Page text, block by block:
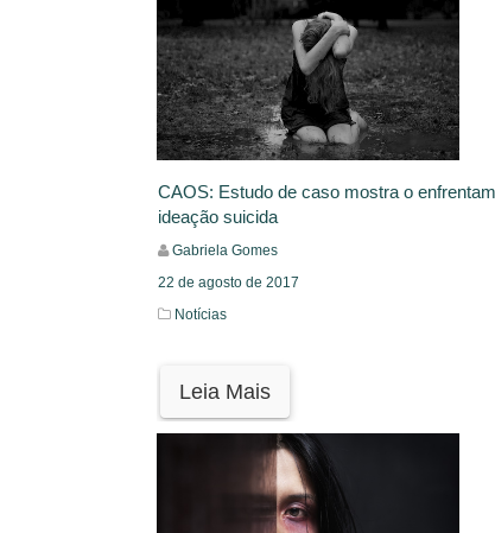
CAOS: Estudo de caso mostra o
ideação suicida
Gabriela Gomes
22 de agosto de 2017
Notícias
Leia Mais